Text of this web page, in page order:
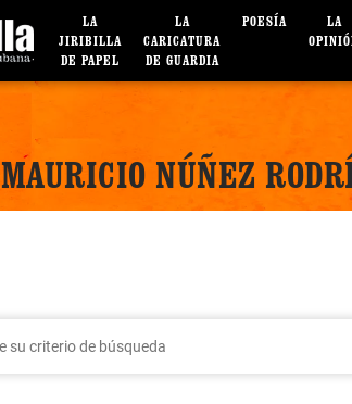
LA
JIRIBILLA
DE PAPEL
LA
CARICATURA
DE GUARDIA
POESÍA
LA
MAURICIO NÚÑEZ